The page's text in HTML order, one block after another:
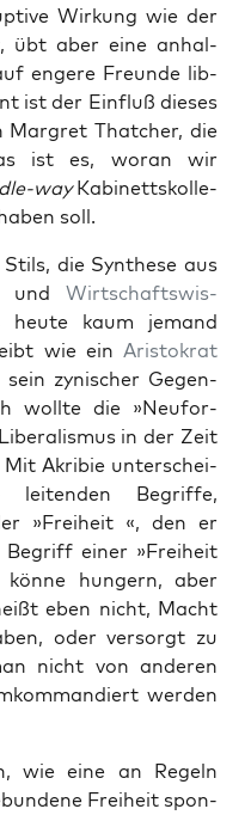
Wirkung wie der
übt aber eine anhal­
engere Fre­unde lib­
ist der Ein­fluß dieses
Mar­gret Thatch­er, die
ist es, woran wir
wayKabi­nettskol­le­
soll.
die Syn­these aus
und Wirtschaftswis­
kaum jemand
wie ein Aris­tokrat
zynis­ch­er Gegen­
wollte die »Neu­for­
in der Zeit
Mit Akri­bie unter­schei­
Begriffe,
»Frei­heit «, den er
Begriff ein­er »Frei­heit
hungern, aber
eben nicht, Macht
oder ver­sorgt zu
nicht von anderen
wer­den
wie eine an Regeln
Frei­heit spon­